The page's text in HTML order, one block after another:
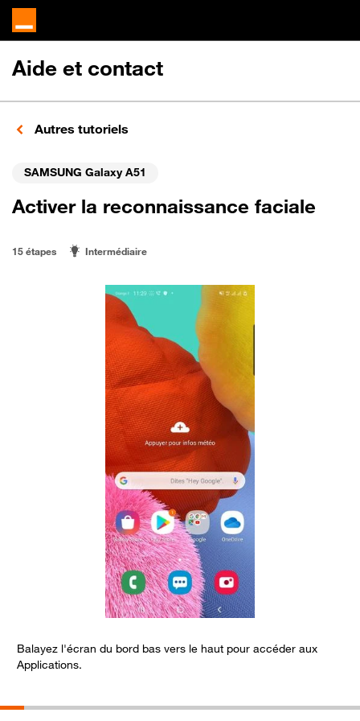
Aide et contact
Autres tutoriels
SAMSUNG Galaxy A51
Activer la reconnaissance faciale
15 étapes Intermédiaire
Balayez l'écran du bord bas vers le haut pour accéder aux
Applications.